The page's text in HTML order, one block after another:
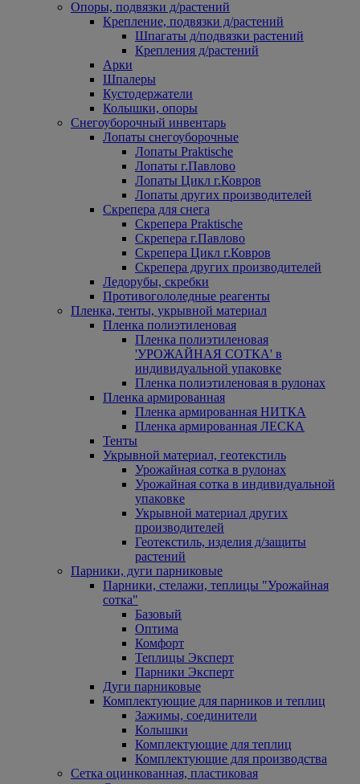
Опоры, подвязки д/растений
Крепление, подвязки д/растений
Шпагаты д/подвязки растений
Крепления д/растений
Арки
Шпалеры
Кустодержатели
Колышки, опоры
Снегоуборочный инвентарь
Лопаты снегоуборочные
Лопаты Praktische
Лопаты г.Павлово
Лопаты Цикл г.Ковров
Лопаты других производителей
Скрепера для снега
Скрепера Praktische
Скрепера г.Павлово
Скрепера Цикл г.Ковров
Скрепера других производителей
Ледорубы, скребки
Противогололедные реагенты
Пленка, тенты, укрывной материал
Пленка полиэтиленовая
Пленка полиэтиленовая
'УРОЖАЙНАЯ СОТКА' в
индивидуальной упаковке
Пленка полиэтиленовая в рулонах
Пленка армированная
Пленка армированная НИТКА
Пленка армированная ЛЕСКА
Тенты
Укрывной материал, геотекстиль
Урожайная сотка в рулонах
Урожайная сотка в индивидуальной
упаковке
Укрывной материал других
производителей
Геотекстиль, изделия д/защиты
растений
Парники, дуги парниковые
Парники, стелажи, теплицы "Урожайная
сотка"
Базовый
Оптима
Комфорт
Теплицы Эксперт
Парники Эксперт
Дуги парниковые
Комплектующие для парников и теплиц
Зажимы, соединители
Колышки
Комплектующие для теплиц
Комплектующие для производства
Сетка оцинкованная, пластиковая